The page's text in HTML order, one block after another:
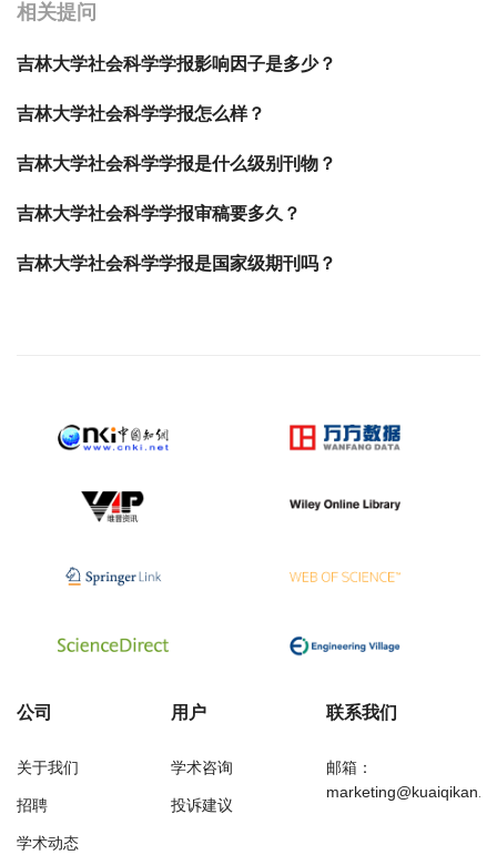
相关提问
吉林大学社会科学学报影响因子是多少？
吉林大学社会科学学报怎么样？
吉林大学社会科学学报是什么级别刊物？
吉林大学社会科学学报审稿要多久？
吉林大学社会科学学报是国家级期刊吗？
公司
关于我们
招聘
学术动态
用户
学术咨询
投诉建议
联系我们
邮箱：